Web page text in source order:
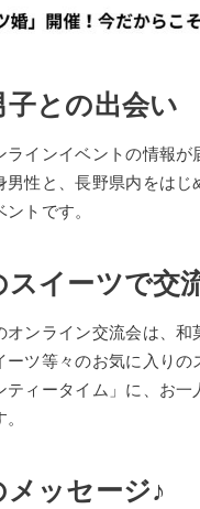
との出会い
ラインイベントの情報
男性と、長野県内をは
トです。
スイーツで交
オンライン交流会は、
ーツ等々のお気に入り
ティータイム」に、お
ッセージ♪